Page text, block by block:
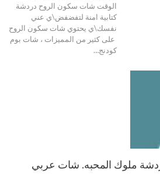
الوقت شات سكون الروح دردشة
كتابية امنة لتفضفض\ي عني
نفسك\ي يحتوي شات سكون الروح
على كثير من المميزات ، شات بوم
كودنج…
ملوك المحبه. شات عربي